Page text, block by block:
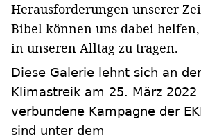
Herausforderungen unserer
Bibel können uns dabei
in unseren Alltag zu tragen.
Diese Galerie lehnt sich an
Klimastreik am 25. März
verbundene Kampagne der
sind unter dem